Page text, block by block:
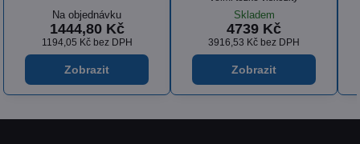
Skladem
od 792 Kč
od 654,55 Kčbez DPH
Zobrazit
Na objednávku
1769 Kč
1461,98 Kč bez DPH
Zobrazit